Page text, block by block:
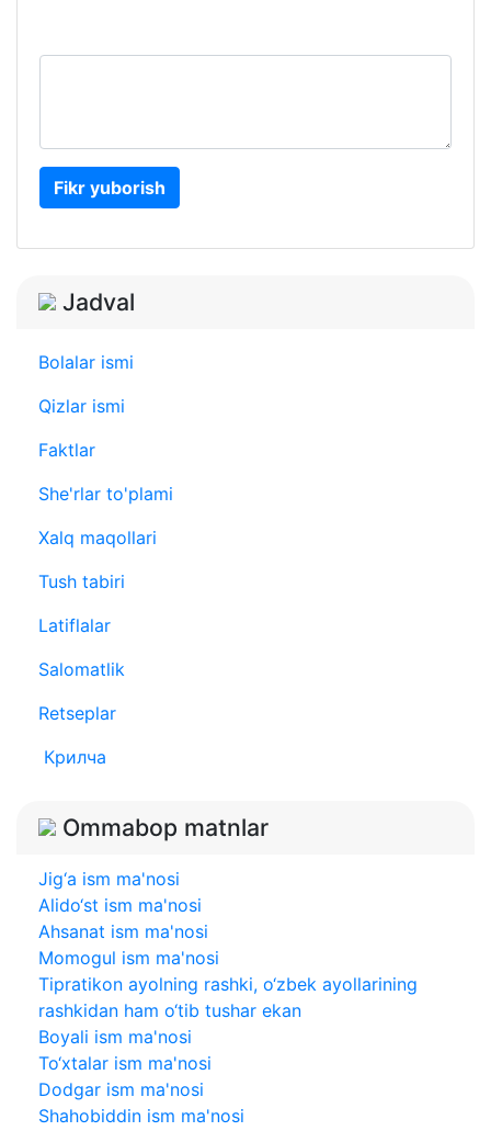
Fikr yuborish
Jadval
Bolalar ismi
Qizlar ismi
Faktlar
She'rlar to'plami
Xalq maqollari
Tush tabiri
Latiflalar
Salomatlik
Retseplar
Крилча
Ommabop matnlar
Jig‘a ism ma'nosi
Alido‘st ism ma'nosi
Ahsanat ism ma'nosi
Momogul ism ma'nosi
Tipratikon ayolning rashki, o‘zbek ayollarining
rashkidan ham o‘tib tushar ekan
Boyali ism ma'nosi
To‘xtalar ism ma'nosi
Dodgar ism ma'nosi
Shahobiddin ism ma'nosi